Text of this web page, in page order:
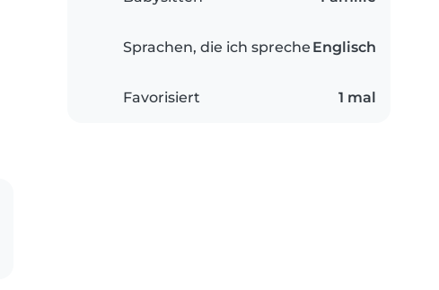
Sprachen, die ich spreche Englisch
Favorisiert 1 mal